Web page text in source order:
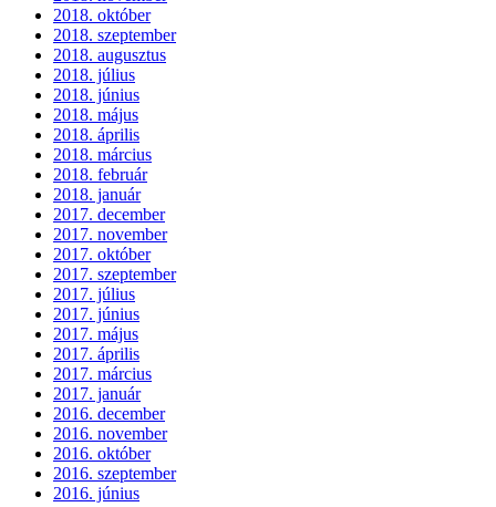
2018. október
2018. szeptember
2018. augusztus
2018. július
2018. június
2018. május
2018. április
2018. március
2018. február
2018. január
2017. december
2017. november
2017. október
2017. szeptember
2017. július
2017. június
2017. május
2017. április
2017. március
2017. január
2016. december
2016. november
2016. október
2016. szeptember
2016. június